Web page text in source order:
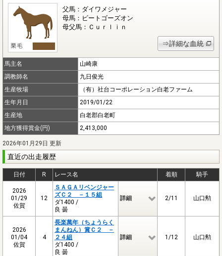
父馬：ダイワメジャー
母馬：ビートゴーズオン
母父馬：Ｃｕｒｌｉｎ
⇒詳細な血統
馬主名
山崎康
調教師名
九日俊光
生産牧場
（有）社台コーポレーション白老ファーム
生年月日
2019/01/22
生産地
白老郡白老町
地方獲得賞金(円)
2,413,000
2026年01月29日 更新
直近の出走履歴
日付 R レース名 着順 騎手
2026
01/29
佐賀
12
ＳＡＧＡリベンジャー
ズＣ２ －１５組
ダ1400 /
良 曇
詳細 2/11 山口勲
2026
01/04
佐賀
4
長楽萬年（ちょうらく
まんねん）賞Ｃ２ －
２４組
ダ1400 /
良 曇
詳細 1/12 山口勲